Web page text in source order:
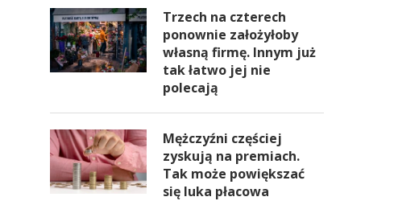
Trzech na czterech
ponownie założyłoby
własną firmę. Innym już
tak łatwo jej nie
polecają
Mężczyźni częściej
zyskują na premiach.
Tak może powiększać
się luka płacowa